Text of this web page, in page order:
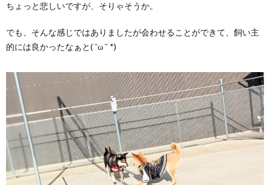
ちょっと悲しいですが、そりゃそうか。
でも、そんな感じではありましたが会わせることができて、飼い主
的には良かったなぁと( ˘ω ˘ *)